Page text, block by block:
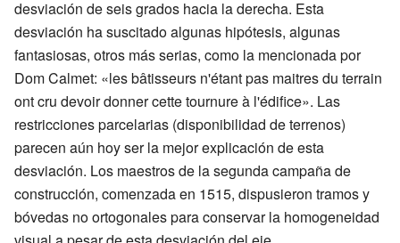
desviación de seis grados hacia la derecha. Esta
desviación ha suscitado algunas hipótesis, algunas
fantasiosas, otros más serias, como la mencionada por
Dom Calmet: «les bâtisseurs n'étant pas maitres du terrain
ont cru devoir donner cette tournure à l'édifice». Las
restricciones parcelarias (disponibilidad de terrenos)
parecen aún hoy ser la mejor explicación de esta
desviación. Los maestros de la segunda campaña de
construcción, comenzada en 1515, dispusieron tramos y
bóvedas no ortogonales para conservar la homogeneidad